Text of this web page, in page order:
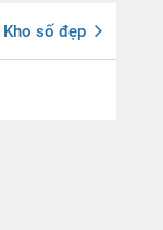
Kho số đẹp